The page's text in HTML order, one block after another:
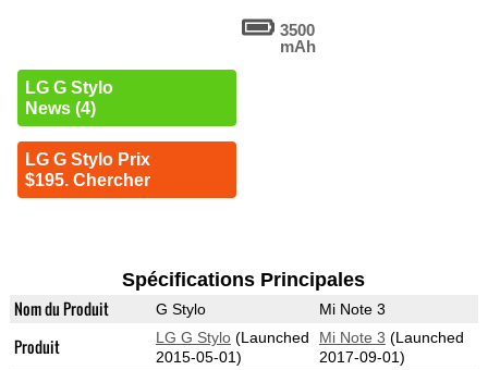
LG G Stylo
News (4)
LG G Stylo Prix
$195. Chercher
3500
mAh
Spécifications Principales
Nom du Produit G Stylo Mi Note 3
Produit LG G Stylo(Launched
2015-05-01)
Mi Note 3 (Launched
2017-09-01)